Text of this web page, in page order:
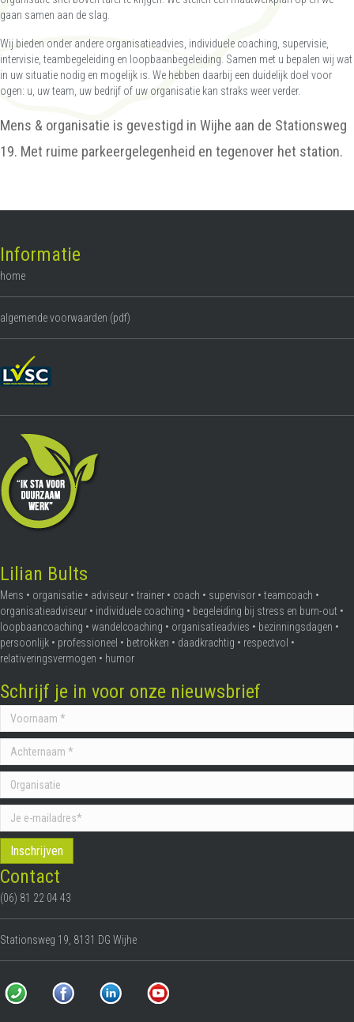
gaan samen aan de slag.
Wij bieden onder andere organisatieadvies, individuele coaching, supervisie,
intervisie, teambegeleiding en loopbaanbegeleiding. Samen met u bepalen wij wat
in uw situatie nodig en mogelijk is. We hebben daarbij een duidelijk doel voor
ogen: u, uw team, uw bedrijf of uw organisatie kan straks weer verder.
Mens & organisatie is gevestigd in Wijhe aan de Stationsweg
19. Met ruime parkeergelegenheid en tegenover het station.
Informatie
home
algemende voorwaarden (pdf)
Lilian Bults
Mens • organisatie • adviseur • trainer • coach • supervisor • teamcoach •
organisatieadviseur • individuele coaching • begeleiding bij stress en burn-out •
loopbaancoaching • wandelcoaching • organisatieadvies • bezinningsdagen •
persoonlijk • professioneel • betrokken • daadkrachtig • respectvol •
relativeringsvermogen • humor
Schrijf je in voor onze nieuwsbrief
Contact
(06) 81 22 04 43
Stationsweg 19, 8131 DG Wijhe